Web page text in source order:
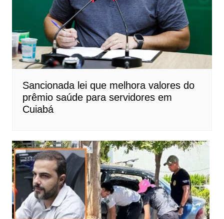
Sancionada lei que melhora valores do
prêmio saúde para servidores em
Cuiabá